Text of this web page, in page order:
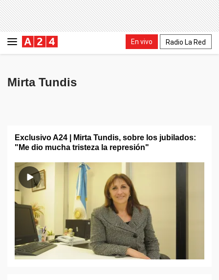
En vivo Radio La Red
Mirta Tundis
Exclusivo A24 | Mirta Tundis, sobre los jubilados:
"Me dio mucha tristeza la represión"